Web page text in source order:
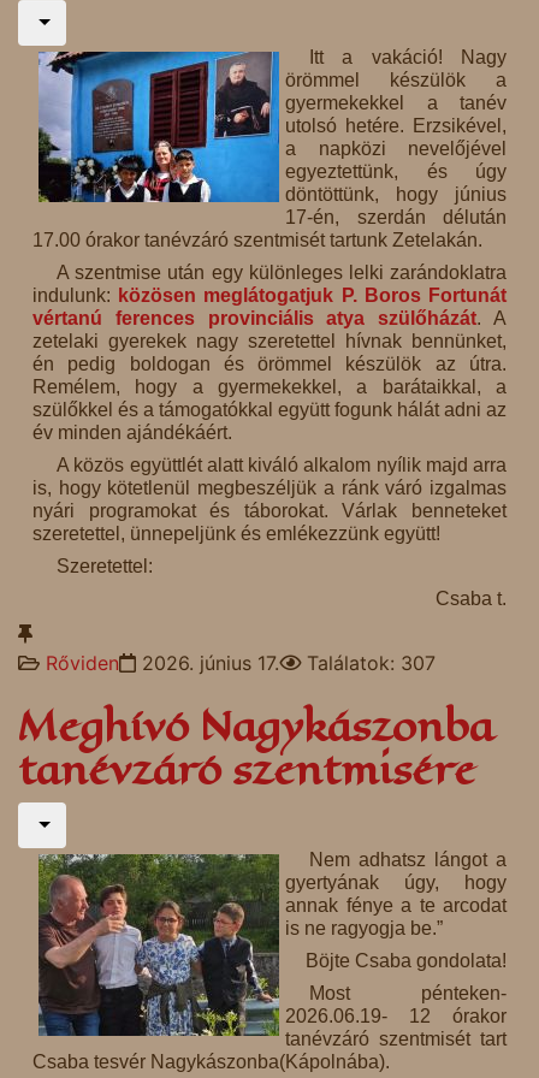
Itt a vakáció! Nagy
örömmel készülök a
gyermekekkel a tanév
utolsó hetére. Erzsikével,
a napközi nevelőjével
egyeztettünk, és úgy
döntöttünk, hogy június
17-én, szerdán délután
17.00 órakor tanévzáró szentmisét tartunk Zetelakán.
A szentmise után egy különleges lelki zarándoklatra
indulunk: közösen meglátogatjuk P. Boros Fortunát
vértanú ferences provinciális atya szülőházát. A
zetelaki gyerekek nagy szeretettel hívnak bennünket,
én pedig boldogan és örömmel készülök az útra.
Remélem, hogy a gyermekekkel, a barátaikkal, a
szülőkkel és a támogatókkal együtt fogunk hálát adni az
év minden ajándékáért.
A közös együttlét alatt kiváló alkalom nyílik majd arra
is, hogy kötetlenül megbeszéljük a ránk váró izgalmas
nyári programokat és táborokat. Várlak benneteket
szeretettel, ünnepeljünk és emlékezzünk együtt!
Szeretettel:
Csaba t.
Rőviden 2026. június 17. Találatok: 307
Meghívó Nagykászonba
tanévzáró szentmisére
Nem adhatsz lángot a
gyertyának úgy, hogy
annak fénye a te arcodat
is ne ragyogja be.”
Böjte Csaba gondolata!
Most pénteken-
2026.06.19- 12 órakor
tanévzáró szentmisét tart
Csaba tesvér Nagykászonba(Kápolnába).